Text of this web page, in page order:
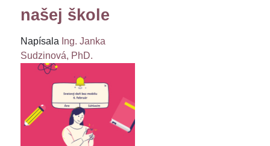
našej škole
Napísala Ing. Janka
Sudzinová, PhD.